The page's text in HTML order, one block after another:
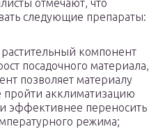
отмечают, что
следующие препараты:
компонент
посадочного материала,
позволяет материалу
пройти акклиматизацию
эффективнее переносить
режима;